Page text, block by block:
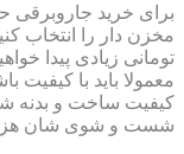
برای خرید جاروبرقی
تومانی زیادی پیدا
معمولا باید با کیفیت
کیفیت ساخت و بدنه
شست و شوی شان